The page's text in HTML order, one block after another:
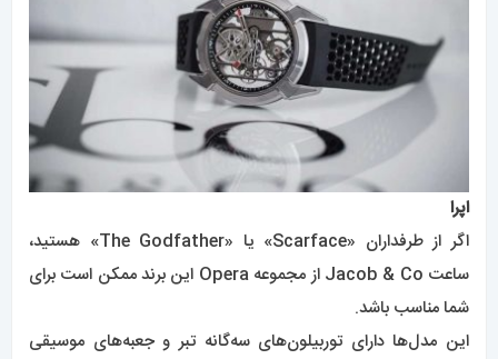
اپرا
اگر از طرفداران «Scarface» یا «The Godfather» هستید،
ساعت Jacob & Co از مجموعه Opera این برند ممکن است برای
شما مناسب باشد.
این مدل‌ها دارای توربیلون‌های سه‌گانه تبر و جعبه‌های موسیقی